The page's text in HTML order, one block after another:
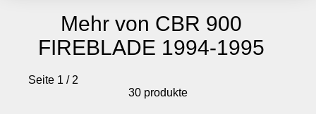
Mehr von CBR 900
FIREBLADE 1994-1995
Seite 1 / 2
30 produkte